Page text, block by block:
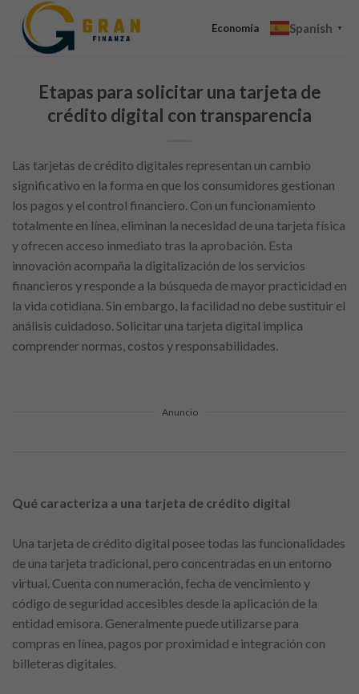
content
Economía Spanish ▼
Etapas para solicitar una tarjeta de
crédito digital con transparencia
Las tarjetas de crédito digitales representan un cambio
significativo en la forma en que los consumidores gestionan
los pagos y el control financiero. Con un funcionamiento
totalmente en línea, eliminan la necesidad de una tarjeta física
y ofrecen acceso inmediato tras la aprobación. Esta
innovación acompaña la digitalización de los servicios
financieros y responde a la búsqueda de mayor practicidad en
la vida cotidiana. Sin embargo, la facilidad no debe sustituir el
análisis cuidadoso. Solicitar una tarjeta digital implica
comprender normas, costos y responsabilidades.
Anuncio
Qué caracteriza a una tarjeta de crédito digital
Una tarjeta de crédito digital posee todas las funcionalidades
de una tarjeta tradicional, pero concentradas en un entorno
virtual. Cuenta con numeración, fecha de vencimiento y
código de seguridad accesibles desde la aplicación de la
entidad emisora. Generalmente puede utilizarse para
compras en línea, pagos por proximidad e integración con
billeteras digitales.